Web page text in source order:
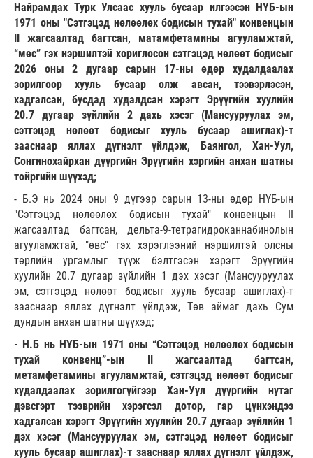
Найрамдах Турк Улсаас хууль бусаар илгээсэн НҮБ-ын
1971 оны "Сэтгэцэд нөлөөлөх бодисын тухай" конвенцын
II жагсаалтад багтсан, матамфетамины агууламжтай,
“мөс” гэх нэршилтэй хориглосон сэтгэцэд нөлөөт бодисыг
2026 оны 2 дугаар сарын 17-ны өдөр худалдаалах
зорилгоор хууль бусаар олж авсан, тээвэрлэсэн,
хадгалсан, бусдад худалдсан хэрэгт Эрүүгийн хуулийн
20.7 дугаар зүйлийн 2 дахь хэсэг (Мансууруулах эм,
сэтгэцэд нөлөөт бодисыг хууль бусаар ашиглах)-т
зааснаар яллах дүгнэлт үйлдэж, Баянгол, Хан-Уул,
Сонгинохайрхан дүүргийн Эрүүгийн хэргийн анхан шатны
тойргийн шүүхэд;
- Б.Э нь 2024 оны 9 дүгээр сарын 13-ны өдөр НҮБ-ын
"Сэтгэцэд нөлөөлөх бодисын тухай" конвенцын II
жагсаалтад багтсан, дельта-9-тетрагидроканнабинолын
агууламжтай, "өвс" гэх хэрэглээний нэршилтэй олсны
төрлийн ургамлыг түүж бэлтгэсэн хэрэгт Эрүүгийн
хуулийн 20.7 дугаар зүйлийн 1 дэх хэсэг (Мансууруулах
эм, сэтгэцэд нөлөөт бодисыг хууль бусаар ашиглах)-т
зааснаар яллах дүгнэлт үйлдэж, Төв аймаг дахь Сум
дундын анхан шатны шүүхэд;
- Н.Б нь НҮБ-ын 1971 оны “Сэтгэцэд нөлөөлөх бодисын
тухай конвенц”-ын II жагсаалтад багтсан,
метамфетамины агууламжтай, сэтгэцэд нөлөөт бодисыг
худалдаалах зорилгогүйгээр Хан-Уул дүүргийн нутаг
дэвсгэрт тээврийн хэрэгсэл дотор, гар цүнхэндээ
хадгалсан хэрэгт Эрүүгийн хуулийн 20.7 дугаар зүйлийн 1
дэх хэсэг (Мансууруулах эм, сэтгэцэд нөлөөт бодисыг
хууль бусаар ашиглах)-т зааснаар яллах дүгнэлт үйлдэж,